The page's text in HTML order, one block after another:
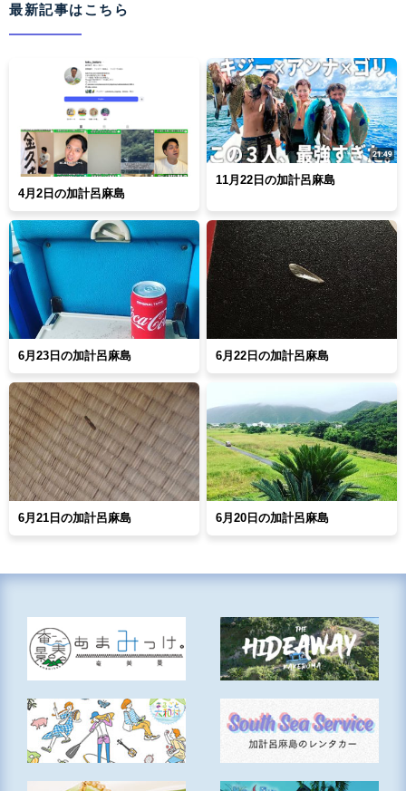
最新記事はこちら
4月2日の加計呂麻島
11月22日の加計呂麻島
6月23日の加計呂麻島 6月22日の加計呂麻島
6月21日の加計呂麻島 6月20日の加計呂麻島